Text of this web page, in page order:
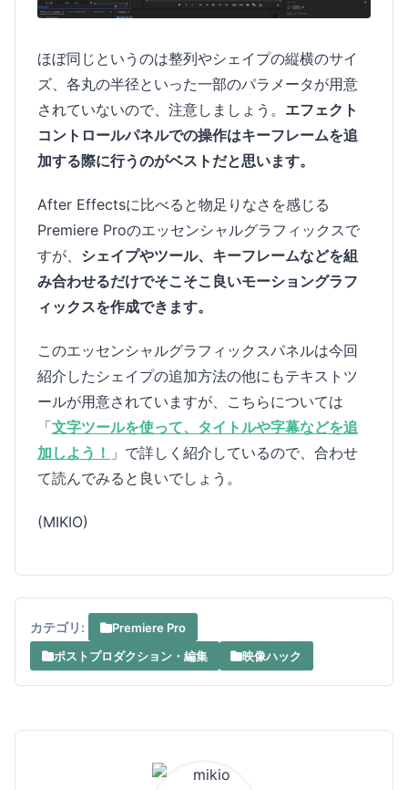
ほぼ同じというのは整列やシェイプの縦横のサイ
ズ、各丸の半径といった一部のパラメータが用意
されていないので、注意しましょう。 エフェクト
コントロールパネルでの操作はキーフレームを追
加する際に行うのがベストだと思います。
After Effectsに比べると物足りなさを感じる
Premiere Proのエッセンシャルグラフィックスで
すが、 シェイプやツール、キーフレームなどを組
み合わせるだけでそこそこ良いモーショングラフ
ィックスを作成できます。
このエッセンシャルグラフィックスパネルは今回
紹介したシェイプの追加方法の他にもテキストツ
ールが用意されていますが、こちらについては
「文字ツールを使って、タイトルや字幕などを追
加しよう！ 」で詳しく紹介しているので、合わせ
て読んでみると良いでしょう。
(MIKIO)
カテゴリ:
Premiere Pro
ポストプロダクション・編集
映像ハック